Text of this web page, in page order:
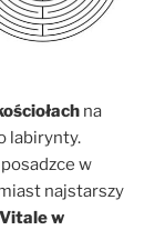
na
labirynty.
w
najstarszy
w